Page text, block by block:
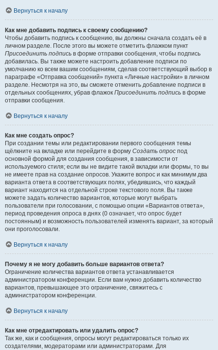
Вернуться к началу
Как мне добавить подпись к своему сообщению?
Чтобы добавить подпись к сообщению, вы должны сначала создать её в
личном разделе. После этого вы можете отметить флажком пункт
Присоединить подпись в форме отправки сообщения, чтобы подпись
добавилась. Вы также можете настроить добавление подписи по
умолчанию ко всем вашим сообщениям, сделав соответствующий выбор в
параграфе «Отправка сообщений» пункта «Личные настройки» в личном
разделе. Несмотря на это, вы сможете отменить добавление подписи в
отдельных сообщениях, убрав флажок Присоединить подпись в форме
отправки сообщения.
Вернуться к началу
Как мне создать опрос?
При создании темы или редактировании первого сообщения темы
щёлкните на вкладке или перейдите в форму Создать опрос под
основной формой для создания сообщения, в зависимости от
используемого стиля; если вы не видите такой вкладки или формы, то вы
не имеете прав на создание опросов. Укажите вопрос и как минимум два
варианта ответа в соответствующих полях, убедившись, что каждый
вариант находится на отдельной строке текстового поля. Вы также
можете задать количество вариантов, которые могут выбрать
пользователи при голосовании, с помощью опции «Вариантов ответа»,
период проведения опроса в днях (0 означает, что опрос будет
постоянным) и возможность пользователей изменять вариант, за который
они проголосовали.
Вернуться к началу
Почему я не могу добавить больше вариантов ответа?
Ограничение количества вариантов ответа устанавливается
администратором конференции. Если вам нужно добавить количество
вариантов, превышающее это ограничение, свяжитесь с
администратором конференции.
Вернуться к началу
Как мне отредактировать или удалить опрос?
Так же, как и сообщения, опросы могут редактироваться только их
создателями, модераторами или администраторами. Для